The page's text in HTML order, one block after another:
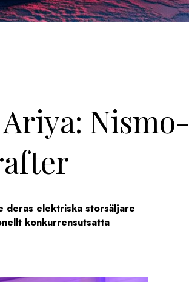
Nismo-
deras elektriska storsäljare
konkurrensutsatta